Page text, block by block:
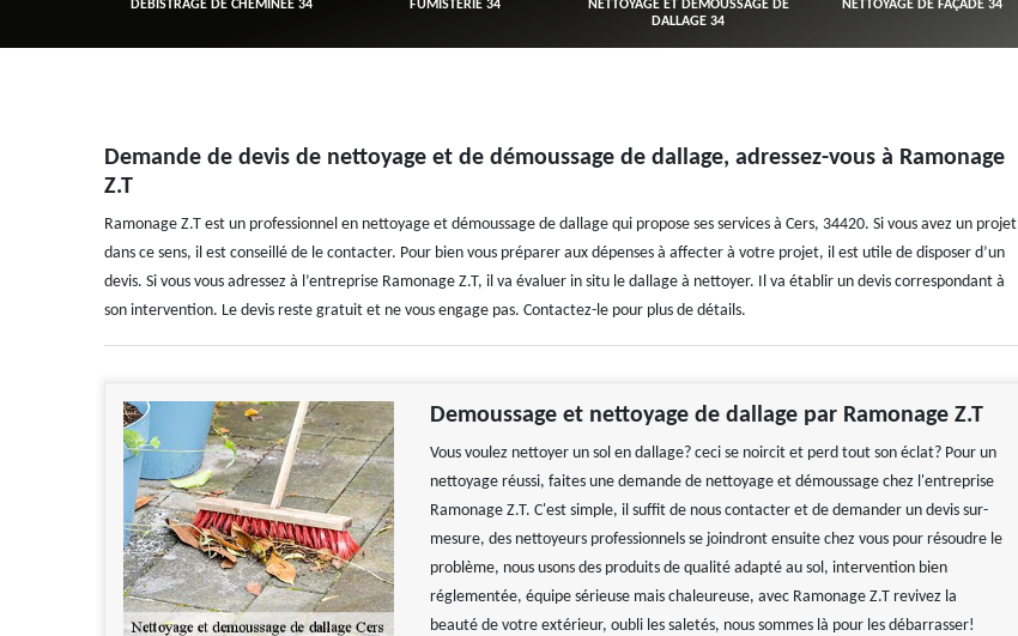
DÉBISTRAGE DE CHEMINÉE 34 FUMISTERIE 34
NETTOYAGE ET DÉMOUSSAGE DE
DALLAGE 34
NETTOYAGE DE FAÇADE 34
Demande de devis de nettoyage et de démoussage de dallage, adressez-vous à Ramonage
Z.T
Ramonage Z.T est un professionnel en nettoyage et démoussage de dallage qui propose ses services à Cers, 34420. Si vous avez un projet
dans ce sens, il est conseillé de le contacter. Pour bien vous préparer aux dépenses à affecter à votre projet, il est utile de disposer d’un
devis. Si vous vous adressez à l’entreprise Ramonage Z.T, il va évaluer in situ le dallage à nettoyer. Il va établir un devis correspondant à
son intervention. Le devis reste gratuit et ne vous engage pas. Contactez-le pour plus de détails.
Demoussage et nettoyage de dallage par Ramonage Z.T
Vous voulez nettoyer un sol en dallage? ceci se noircit et perd tout son éclat? Pour un
nettoyage réussi, faites une demande de nettoyage et démoussage chez l'entreprise
Ramonage Z.T. C'est simple, il suffit de nous contacter et de demander un devis sur-
mesure, des nettoyeurs professionnels se joindront ensuite chez vous pour résoudre le
problème, nous usons des produits de qualité adapté au sol, intervention bien
réglementée, équipe sérieuse mais chaleureuse, avec Ramonage Z.T revivez la
beauté de votre extérieur, oubli les saletés, nous sommes là pour les débarrasser!